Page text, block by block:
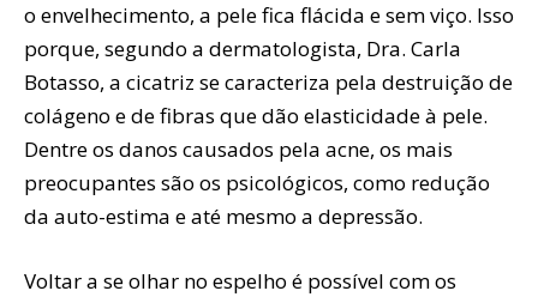
o envelhecimento, a pele fica flácida e sem viço. Isso
porque, segundo a dermatologista, Dra. Carla
Botasso, a cicatriz se caracteriza pela destruição de
colágeno e de fibras que dão elasticidade à pele.
Dentre os danos causados pela acne, os mais
preocupantes são os psicológicos, como redução
da auto-estima e até mesmo a depressão.
Voltar a se olhar no espelho é possível com os